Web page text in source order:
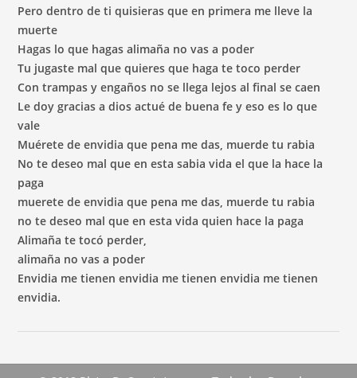
Pero dentro de ti quisieras que en primera me lleve la
muerte
Hagas lo que hagas alimaña no vas a poder
Tu jugaste mal que quieres que haga te toco perder
Con trampas y engaños no se llega lejos al final se caen
Le doy gracias a dios actué de buena fe y eso es lo que
vale
Muérete de envidia que pena me das, muerde tu rabia
No te deseo mal que en esta sabia vida el que la hace la
paga
muerete de envidia que pena me das, muerde tu rabia
no te deseo mal que en esta vida quien hace la paga
Alimaña te tocó perder,
alimaña no vas a poder
Envidia me tienen envidia me tienen envidia me tienen
envidia.